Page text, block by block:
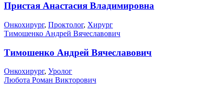
Пристая Анастасия Владимировна
Онкохирург, Проктолог, Хирург
Тимошенко Андрей Вячеславович
Тимошенко Андрей Вячеславович
Онкохирург, Уролог
Любота Роман Викторович